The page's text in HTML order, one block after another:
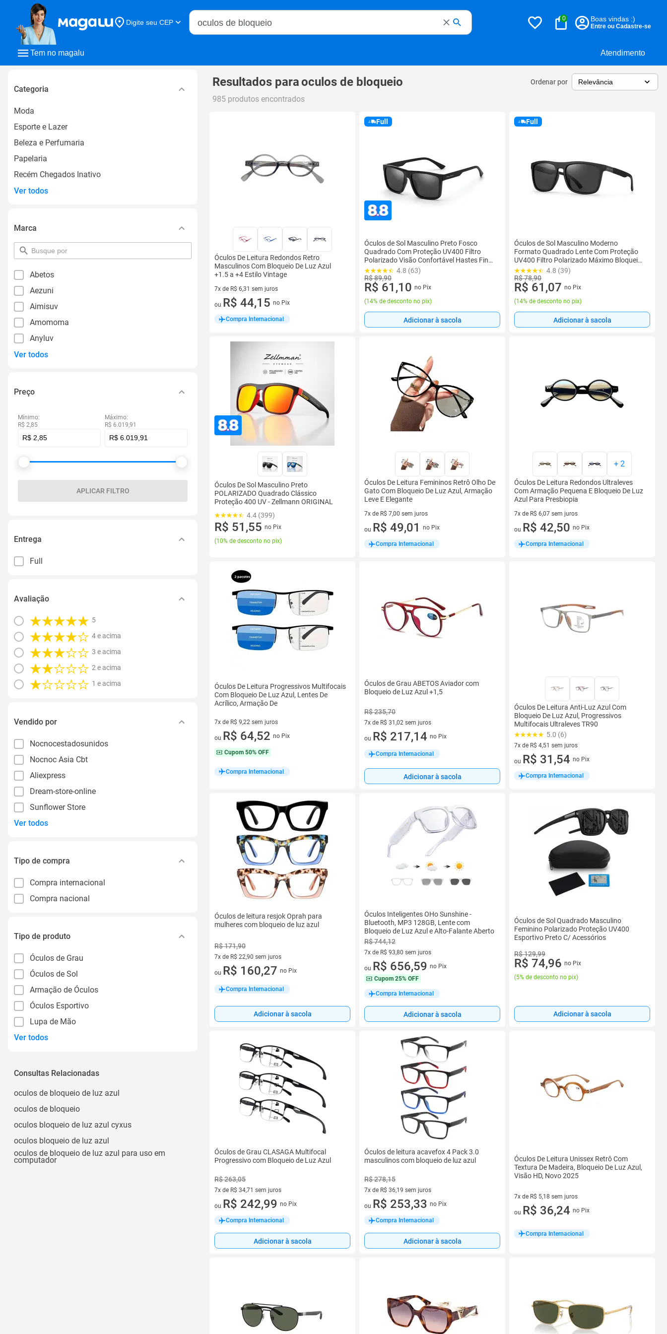
Tem no magalu Atendimento
Digite seu CEP
Buscar no Magalu
0 Boas vindas :)
Entre ou Cadastre-se
Categoria
Moda
Esporte e Lazer
Beleza e Perfumaria
Papelaria
Recém Chegados Inativo
Ver todos
Marca
pesquisar
por
Abetos
Aezuni
Aimisuv
Amomoma
Anyluv
Ver todos
Preço
Mínimo:
R$ 2,85
Máximo:
R$ 6.019,91
APLICAR FILTRO
Entrega
Full
Avaliação
5
4 e acima
3 e acima
2 e acima
1 e acima
Vendido por
Nocnocestadosunidos
Nocnoc Asia Cbt
Aliexpress
Dream-store-online
Sunflower Store
Ver todos
Tipo de compra
Compra internacional
Compra nacional
Tipo de produto
Óculos de Grau
Óculos de Sol
Armação de Óculos
Óculos Esportivo
Lupa de Mão
Ver todos
Consultas Relacionadas
oculos de bloqueio de luz azul
oculos de bloqueio
oculos bloqueio de luz azul cyxus
oculos bloqueio de luz azul
oculos de bloqueio de luz azul para uso em
computador
Resultados paraoculos de bloqueio Ordenar por
985 produtos encontrados
Óculos De Leitura Redondos Retro
Masculinos Com Bloqueio De Luz Azul
+1.5 a +4 Estilo Vintage
7x de R$ 6,31 sem juros
7 vez de R$ 6,31 sem juros
ou R$ 44,15 no Pix
Compra Internacional
Full
Óculos de Sol Masculino Preto Fosco
Quadrado Com Proteção UV400 Filtro
Polarizado Visão Confortável Hastes Finas
Casual Elegante Village Heaven 0155
4.8 (63)
R$ 89,90
R$ 61,10 no Pix
(14% de desconto no pix)
Adicionar à sacola
Full
Óculos de Sol Masculino Moderno
Formato Quadrado Lente Com Proteção
UV400 Filtro Polarizado Máximo Bloqueio
do Sol Armação Preto Fosco Village 6061
4.8 (39)
R$ 78,90
R$ 61,07 no Pix
(14% de desconto no pix)
Adicionar à sacola
Óculos De Sol Masculino Preto
POLARIZADO Quadrado Clássico
Proteção 400 UV - Zellmann ORIGINAL
4.4 (399)
R$ 51,55 no Pix
(10% de desconto no pix)
Óculos De Leitura Femininos Retrô Olho De
Gato Com Bloqueio De Luz Azul, Armação
Leve E Elegante
7x de R$ 7,00 sem juros
7 vez de R$ 7,00 sem juros
ou R$ 49,01 no Pix
Compra Internacional
+ 2
Óculos De Leitura Redondos Ultraleves
Com Armação Pequena E Bloqueio De Luz
Azul Para Presbiopia
7x de R$ 6,07 sem juros
7 vez de R$ 6,07 sem juros
ou R$ 42,50 no Pix
Compra Internacional
Óculos De Leitura Progressivos Multifocais
Com Bloqueio De Luz Azul, Lentes De
Acrílico, Armação De
7x de R$ 9,22 sem juros
7 vez de R$ 9,22 sem juros
ou R$ 64,52 no Pix
Cupom 50% OFF
Compra Internacional
Óculos de Grau ABETOS Aviador com
Bloqueio de Luz Azul +1,5
R$ 235,70
7x de R$ 31,02 sem juros
7 vez de R$ 31,02 sem juros
ou R$ 217,14 no Pix
Compra Internacional
Adicionar à sacola
Óculos De Leitura Anti-Luz Azul Com
Bloqueio De Luz Azul, Progressivos
Multifocais Ultraleves TR90
5.0 (6)
7x de R$ 4,51 sem juros
7 vez de R$ 4,51 sem juros
ou R$ 31,54 no Pix
Compra Internacional
Óculos de leitura resjok Oprah para
mulheres com bloqueio de luz azul
R$ 171,90
7x de R$ 22,90 sem juros
7 vez de R$ 22,90 sem juros
ou R$ 160,27 no Pix
Compra Internacional
Adicionar à sacola
Óculos Inteligentes OHo Sunshine -
Bluetooth, MP3 128GB, Lente com
Bloqueio de Luz Azul e Alto-Falante Aberto
R$ 744,12
7x de R$ 93,80 sem juros
7 vez de R$ 93,80 sem juros
ou R$ 656,59 no Pix
Cupom 25% OFF
Compra Internacional
Adicionar à sacola
Óculos de Sol Quadrado Masculino
Feminino Polarizado Proteção UV400
Esportivo Preto C/ Acessórios
R$ 129,99
R$ 74,96 no Pix
(5% de desconto no pix)
Adicionar à sacola
Óculos de Grau CLASAGA Multifocal
Progressivo com Bloqueio de Luz Azul
R$ 263,05
7x de R$ 34,71 sem juros
7 vez de R$ 34,71 sem juros
ou R$ 242,99 no Pix
Compra Internacional
Adicionar à sacola
Óculos de leitura acavefox 4 Pack 3.0
masculinos com bloqueio de luz azul
R$ 278,15
7x de R$ 36,19 sem juros
7 vez de R$ 36,19 sem juros
ou R$ 253,33 no Pix
Compra Internacional
Adicionar à sacola
Óculos De Leitura Unissex Retrô Com
Textura De Madeira, Bloqueio De Luz Azul,
Visão HD, Novo 2025
7x de R$ 5,18 sem juros
7 vez de R$ 5,18 sem juros
ou R$ 36,24 no Pix
Compra Internacional